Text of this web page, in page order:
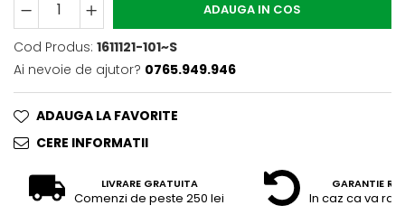
ADAUGA IN COS
Cod Produs: 1611121-101~S
Ai nevoie de ajutor? 0765.949.946
ADAUGA LA FAVORITE
CERE INFORMATII
LIVRARE GRATUITA
Comenzi de peste 250 lei
GARANTIE
In caz ca va